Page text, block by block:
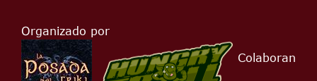
Organizado por
Colaboran